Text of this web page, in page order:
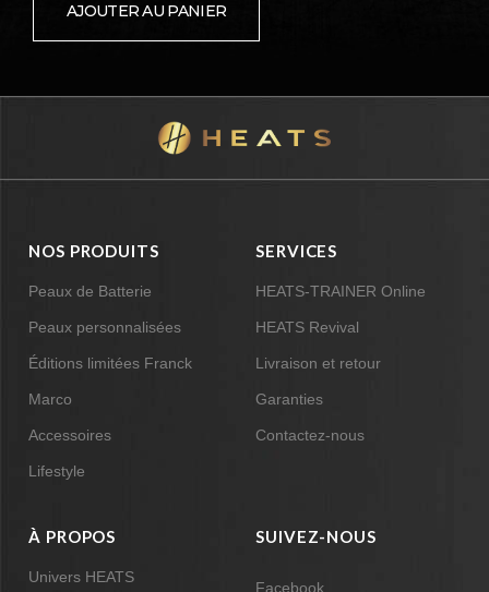
AJOUTER AU PANIER
NOS PRODUITS
Peaux de Batterie
Peaux personnalisées
Éditions limitées Franck
Marco
Accessoires
Lifestyle
SERVICES
HEATS-TRAINER Online
HEATS Revival
Livraison et retour
Garanties
Contactez-nous
À PROPOS
Univers HEATS
SUIVEZ-NOUS
Facebook